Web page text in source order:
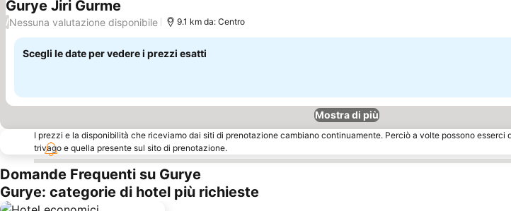
Gurye Jiri Gurme
/Nessuna valutazione disponibile 9.1 km da: Centro
Scegli le date per vedere i prezzi esatti
Mostra di più
I prezzi e la disponibilità che riceviamo dai siti di prenotazione cambiano continuamente. Perciò a volte possono esserci
trivago e quella presente sul sito di prenotazione.
Domande Frequenti su Gurye
Gurye: categorie di hotel più richieste